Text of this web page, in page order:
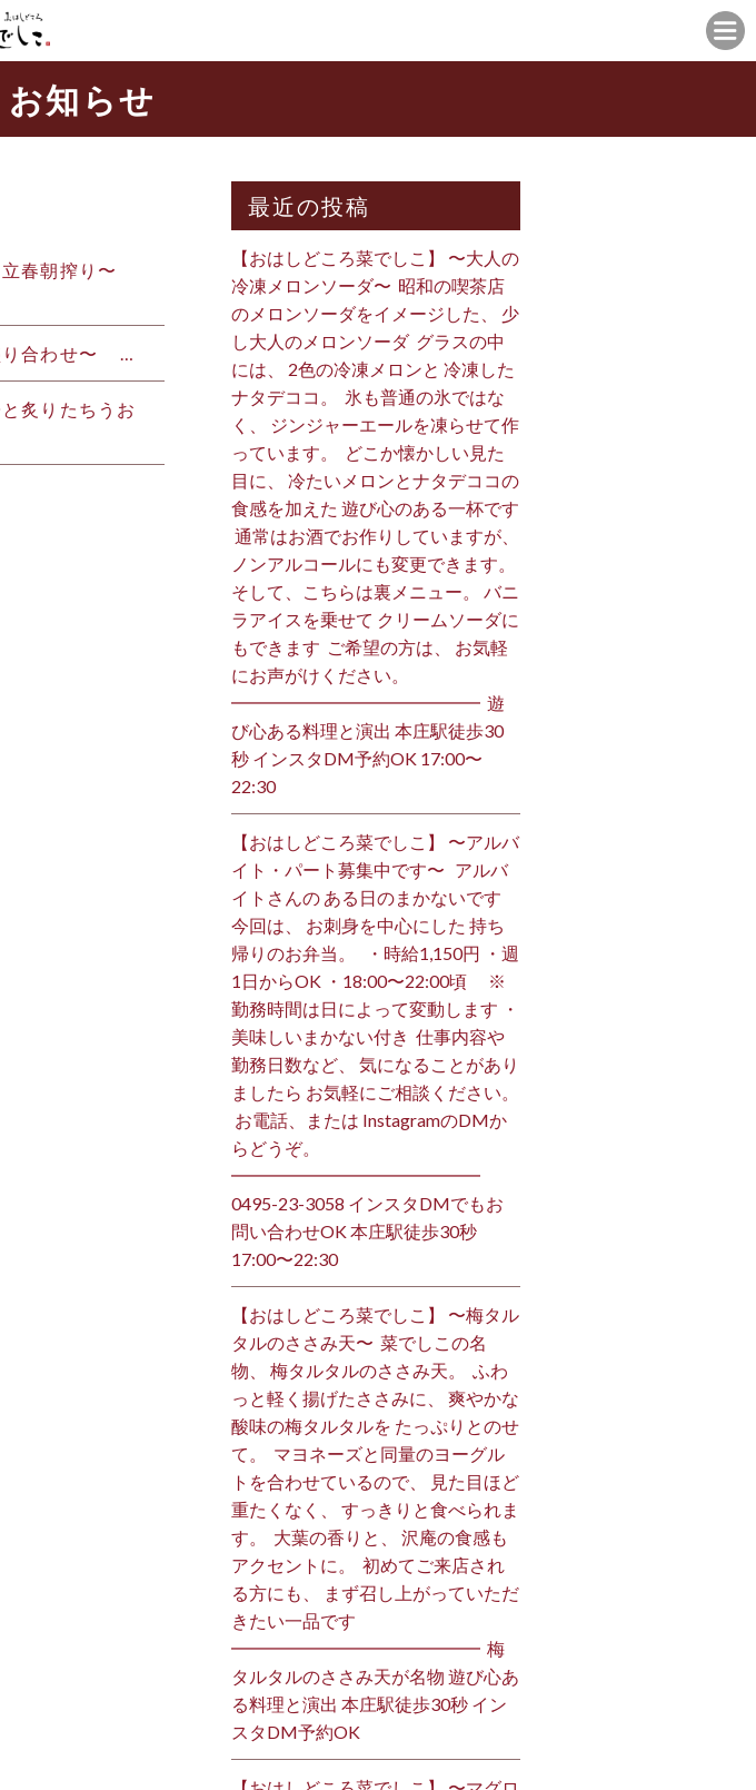
知らせ
春朝搾り〜
合わせ〜 ⁡ ⁡ ⁡ …
炙りたちうお
最近の投稿
【おはしどころ菜でしこ】 〜大人の
冷凍メロンソーダ〜 ⁡ 昭和の喫茶店
のメロンソーダをイメージした、 少
し大人のメロンソーダ ⁡ グラスの中
には、 2色の冷凍メロンと 冷凍した
ナタデココ。 ⁡ 氷も普通の氷ではな
く、 ジンジャーエールを凍らせて作
っています。 ⁡ どこか懐かしい見た
目に、 冷たいメロンとナタデココの
食感を加えた 遊び心のある一杯です
⁡ 通常はお酒でお作りしていますが、
ノンアルコールにも変更できます。 ⁡
そして、こちらは裏メニュー。 バニ
ラアイスを乗せて クリームソーダに
もできます ⁡ ご希望の方は、 お気軽
にお声がけください。 ⁡
━━━━━━━━━━━━━━ ⁡ 遊
び心ある料理と演出 本庄駅徒歩30
秒 インスタDM予約OK 17:00〜
22:30 ⁡
【おはしどころ菜でしこ】 〜アルバ
イト・パート募集中です〜 ⁡ ⁡ アルバ
イトさんの ある日のまかないです ⁡
今回は、 お刺身を中心にした 持ち
帰りのお弁当。 ⁡ ⁡ ・時給1,150円 ・週
1日からOK ・18:00〜22:00頃 ※
勤務時間は日によって変動します ・
美味しいまかない付き ⁡ 仕事内容や
勤務日数など、 気になることがあり
ましたら お気軽にご相談ください。
⁡ お電話、または InstagramのDMか
らどうぞ。 ⁡
━━━━━━━━━━━━━━ ⁡
️0495-23-3058 インスタDMでもお
問い合わせOK 本庄駅徒歩30秒
17:00〜22:30 ⁡
【おはしどころ菜でしこ】 〜梅タル
タルのささみ天〜 ⁡ 菜でしこの名
物、 梅タルタルのささみ天。 ⁡ ふわ
っと軽く揚げたささみに、 爽やかな
酸味の梅タルタルを たっぷりとのせ
て。 ⁡ マヨネーズと同量のヨーグル
トを合わせているので、 見た目ほど
重たくなく、 すっきりと食べられま
す。 ⁡ 大葉の香りと、 沢庵の食感も
アクセントに。 ⁡ 初めてご来店され
る方にも、 まず召し上がっていただ
きたい一品です️ ⁡
━━━━━━━━━━━━━━ ⁡ 梅
タルタルのささみ天が名物 遊び心あ
る料理と演出 本庄駅徒歩30秒 イン
スタDM予約OK ⁡